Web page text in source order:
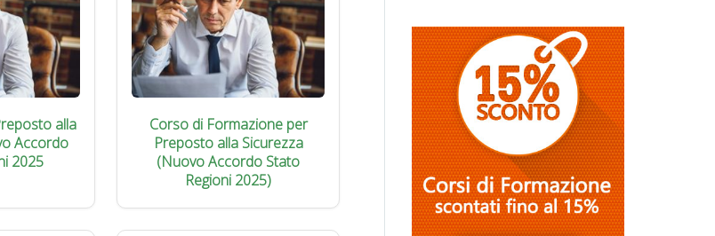
alla
Accordo
2025
Corso di Formazione per
Preposto alla Sicurezza
(Nuovo Accordo Stato
Regioni 2025)